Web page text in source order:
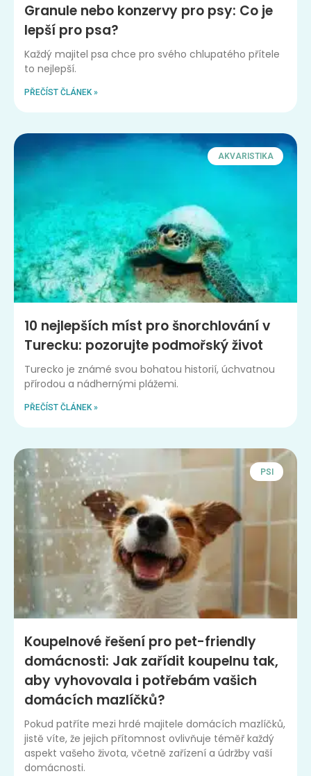
Granule nebo konzervy pro psy: Co je
lepší pro psa?
Každý majitel psa chce pro svého chlupatého přítele
to nejlepší.
PŘEČÍST ČLÁNEK »
AKVARISTIKA
10 nejlepších míst pro šnorchlování v
Turecku: pozorujte podmořský život
Turecko je známé svou bohatou historií, úchvatnou
přírodou a nádhernými plážemi.
PŘEČÍST ČLÁNEK »
PSI
Koupelnové řešení pro pet-friendly
domácnosti: Jak zařídit koupelnu tak,
aby vyhovovala i potřebám vašich
domácích mazlíčků?
Pokud patříte mezi hrdé majitele domácích mazlíčků,
jistě víte, že jejich přítomnost ovlivňuje téměř každý
aspekt vašeho života, včetně zařízení a údržby vaší
domácnosti.